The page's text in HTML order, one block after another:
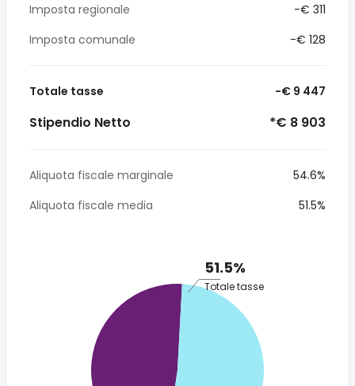
Imposta regionale
-€ 311
Imposta comunale
-€ 128
Totale tasse -€ 9 447
Stipendio Netto *€ 8 903
Aliquota fiscale marginale
54.6%
Aliquota fiscale media
51.5%
51.5%
Totale tasse